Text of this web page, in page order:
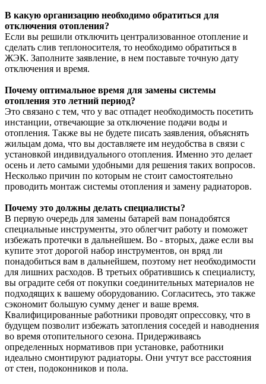
В какую организацию необходимо обратиться для
отключения отопления?
Если вы решили отключить централизованное отопление и
сделать слив теплоносителя, то необходимо обратиться в
ЖЭК. Заполните заявление, в нем поставьте точную дату
отключения и время.
Почему оптимальное время для замены системы
отопления это летний период?
Это связано с тем, что у вас отпадет необходимость посетить
инстанции, отвечающие за отключение подачи воды и
отопления. Также вы не будете писать заявления, объяснять
жильцам дома, что вы доставляете им неудобства в связи с
установкой индивидуального отопления. Именно это делает
осень и лето самыми удобными для решения таких вопросов.
Несколько причин по которым не стоит самостоятельно
проводить монтаж системы отопления и замену радиаторов.
Почему это должны делать специалисты?
В первую очередь для замены батарей вам понадобятся
специальные инструменты, это облегчит работу и поможет
избежать протечки в дальнейшем. Во - вторых, даже если вы
купите этот дорогой набор инструментов, он вряд ли
понадобиться вам в дальнейшем, поэтому нет необходимости
для лишних расходов. В третьих обратившись к специалисту,
вы оградите себя от покупки соединительных материалов не
подходящих к вашему оборудованию. Согласитесь, это также
сэкономит большую сумму денег и ваше время.
Квалифицированные работники проводят опрессовку, что в
будущем позволит избежать затопления соседей и наводнения
во время отопительного сезона. Придерживаясь
определенных нормативов при установке, работники
идеально смонтируют радиаторы. Они учтут все расстояния
от стен, подоконников и пола.